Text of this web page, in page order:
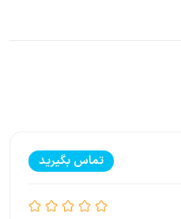
تماس بگیرید